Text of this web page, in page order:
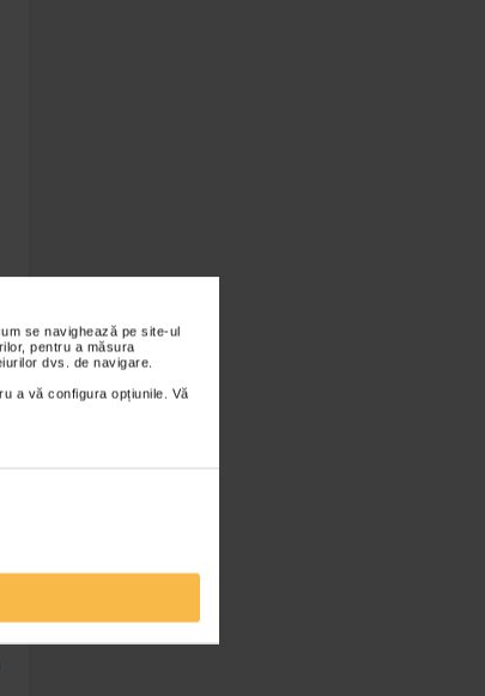
se navighează pe site-ul
pentru a măsura
dvs. de navigare.
a vă configura opțiunile. Vă